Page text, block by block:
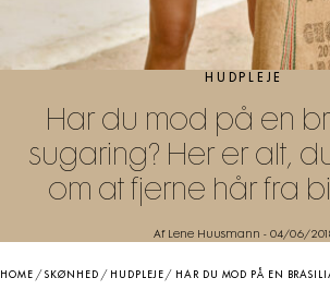
HUDPLEJE
Har du mod på en
sugaring? Her er alt,
om at fjerne hår fra
Af Lene Huusmann - 04/06/
HOME /SKØNHED / HUDPLEJE / HAR DU MOD PÅ EN BRASILIANSK SUGARING? HER ER